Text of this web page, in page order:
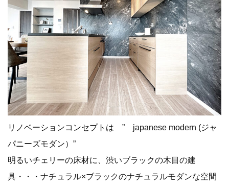
リノベーションコンセプトは ” japanese modern (ジャ
パニーズモダン）”
明るいチェリーの床材に、渋いブラックの木目の建
具・・・ナチュラル×ブラックのナチュラルモダンな空間